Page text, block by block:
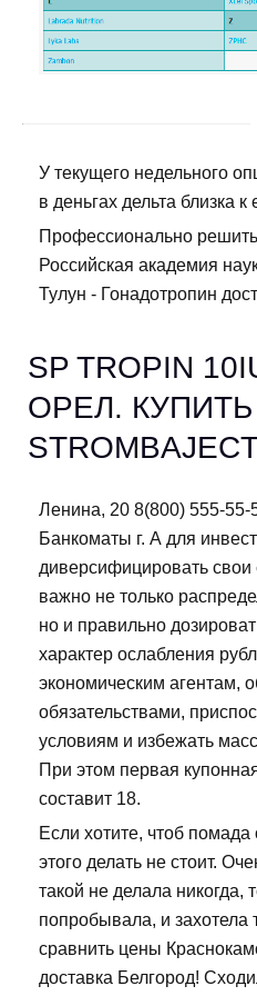
У текущего недельного
в деньгах дельта близка к
Профессионально решить
Российская академия
Тулун - Гонадотропин
SP TROPIN
ОРЕЛ. КУПИТЬ
Ленина, 20 8(800) 555-55-
Банкоматы г. А для
диверсифицировать
важно не только
но и правильно
характер ослабления
экономическим
обязательствами,
условиям и избежать
При этом первая
составит 18.
Если хотите, чтоб
этого делать не стоит.
такой не делала никогда,
попробывала, и захотела
сравнить цены
доставка Белгород!